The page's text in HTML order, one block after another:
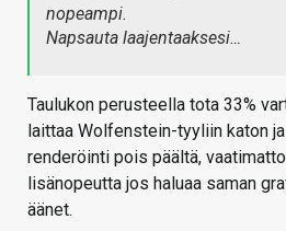
nopeampi.
Napsauta laajentaaksesi…
Taulukon perusteella tota 33%
laittaa Wolfenstein-tyyliin katon
renderöinti pois päältä,
lisänopeutta jos haluaa saman
äänet.